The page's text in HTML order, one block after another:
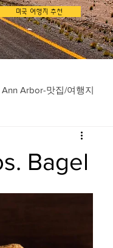
미국 여행지 추천
Ann Arbor-맛집/여행지
Austin-맛집/여행지
/여행지
Bagel